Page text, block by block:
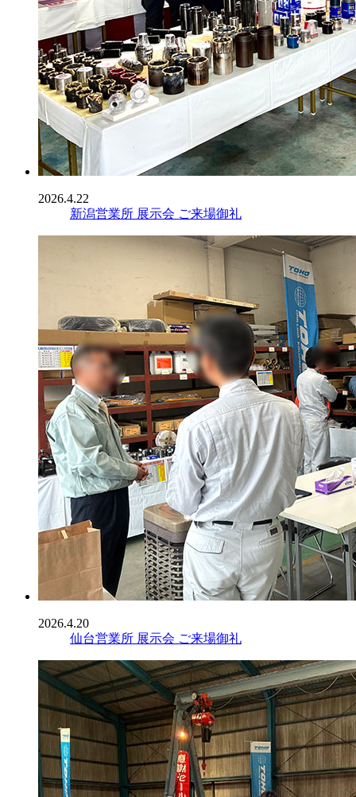
2026.4.22
新潟営業所 展示会 ご来場御礼
2026.4.20
仙台営業所 展示会 ご来場御礼